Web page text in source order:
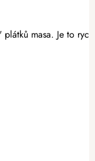
masa. Je to